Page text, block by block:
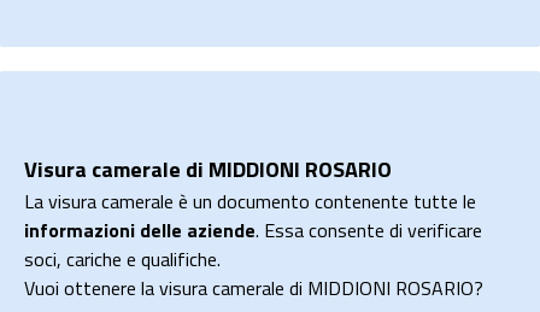
Visura camerale di MIDDIONI ROSARIO
La visura camerale è un documento contenente tutte le
informazioni delle aziende. Essa consente di verificare
soci, cariche e qualifiche.
Vuoi ottenere la visura camerale di MIDDIONI ROSARIO?